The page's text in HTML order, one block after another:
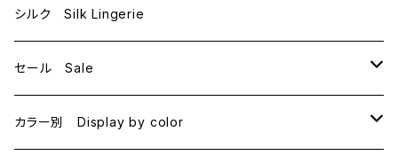
E70
シルク Silk Lingerie
セール Sale
B70
カラー別 Display by color